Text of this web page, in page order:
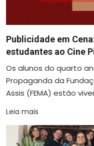
Publicidade em
estudantes ao Cine
Os alunos do quarto
Propaganda da
Assis (FEMA) estão
Leia mais